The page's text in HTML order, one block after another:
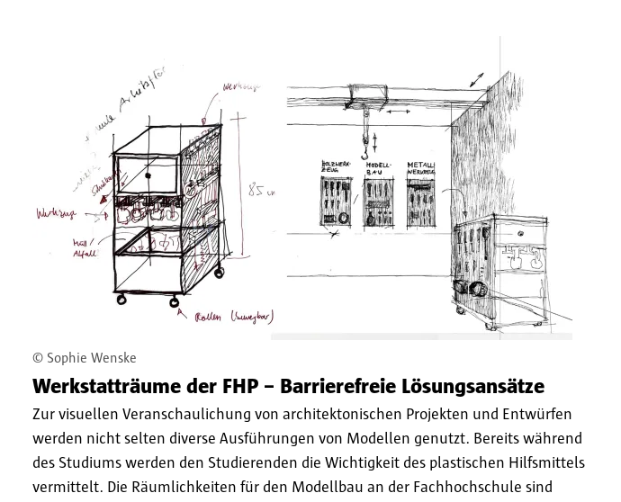
© Sophie Wenske
Werkstatträume der FHP – Barrierefreie Lösungsansätze
Zur visuellen Veranschaulichung von architektonischen Projekten und Entwürfen
werden nicht selten diverse Ausführungen von Modellen genutzt. Bereits während
des Studiums werden den Studierenden die Wichtigkeit des plastischen Hilfsmittels
vermittelt. Die Räumlichkeiten für den Modellbau an der Fachhochschule sind